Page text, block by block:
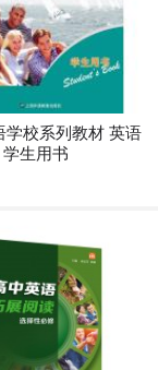
学校系列教材 英语
学生用书